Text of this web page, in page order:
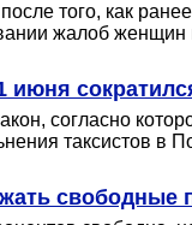
того, как
жалоб женщин
июня
согласно
таксистов
свободные